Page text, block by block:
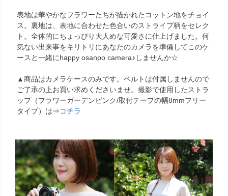
表地は華やかなフラワーたちが描かれたコットン地をチョイ
ス。裏地は、表地に合わせた色合いのストライプ柄をセレク
ト。全体的にちょっぴり大人めな可愛さに仕上げました。何
気ない出来事をキリトリにあなたのカメラを準備してこのケ
ースと一緒にhappy osanpo camera♪しませんか☆
▲商品はカメラケースのみです。ベルトは付属しませんので
ご了承の上お買い求めくださいませ。撮影で使用したストラ
ップ（フラワーガーデンピンク/取付テープの幅8mmフリー
タイプ）は⇒コチラ